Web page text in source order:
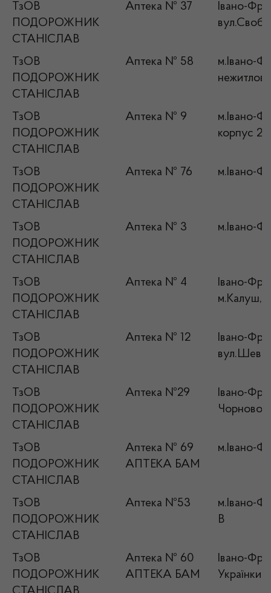
ТзОВ
ПОДОРОЖНИК
СТАНІСЛАВ
Аптека № 37
Івано-
ТзОВ
ПОДОРОЖНИК
СТАНІСЛАВ
Аптека № 58
м.Івано-
ТзОВ
ПОДОРОЖНИК
СТАНІСЛАВ
Аптека № 9
м.Івано-
корпус 2
ТзОВ
ПОДОРОЖНИК
СТАНІСЛАВ
Аптека № 76 м.Івано-
ТзОВ
ПОДОРОЖНИК
СТАНІСЛАВ
Аптека № 3 м.Івано-
ТзОВ
ПОДОРОЖНИК
СТАНІСЛАВ
Аптека № 4
Івано-
м.Калуш,
ТзОВ
ПОДОРОЖНИК
СТАНІСЛАВ
Аптека № 12
Івано-
ТзОВ
ПОДОРОЖНИК
СТАНІСЛАВ
Аптека №29
Івано-
ТзОВ
ПОДОРОЖНИК
СТАНІСЛАВ
Аптека № 69
АПТЕКА БАМ
м.Івано-
ТзОВ
ПОДОРОЖНИК
СТАНІСЛАВ
Аптека №53
м.Івано-
В
ТзОВ
ПОДОРОЖНИК
Аптека № 60
АПТЕКА БАМ
Івано-
Українки,